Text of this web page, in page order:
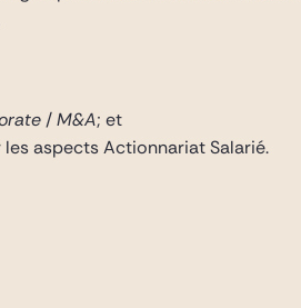
/M&A; et
aspects Actionnariat Salarié.